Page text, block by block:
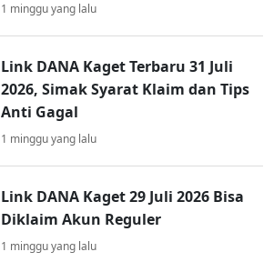
1 minggu yang lalu
Link DANA Kaget Terbaru 31 Juli
2026, Simak Syarat Klaim dan Tips
Anti Gagal
1 minggu yang lalu
Link DANA Kaget 29 Juli 2026 Bisa
Diklaim Akun Reguler
1 minggu yang lalu